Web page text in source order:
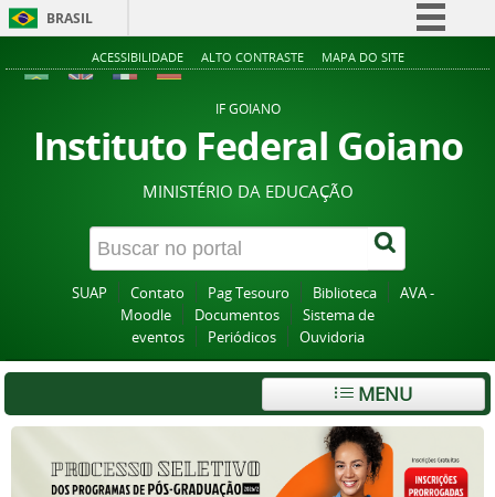
BRASIL
Simplifique!
Acesso à informação
Legislação
Canais
ACESSIBILIDADE ALTO CONTRASTE MAPA DO SITE
IF GOIANO
Instituto Federal Goiano
MINISTÉRIO DA EDUCAÇÃO
SUAP Contato Pag Tesouro Biblioteca
AVA -
Moodle
Documentos
Sistema de
eventos
Periódicos Ouvidoria
MENU